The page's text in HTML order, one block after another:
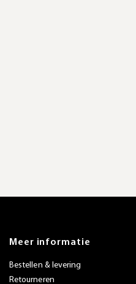
Meer informatie
Bestellen & levering
Retourneren